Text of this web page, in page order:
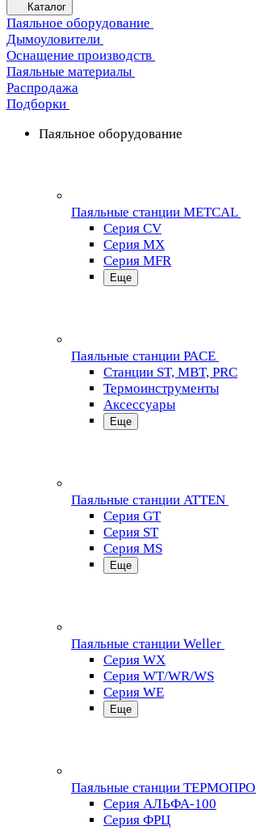
Каталог
Паяльное оборудование
Дымоуловители
Оснащение производств
Паяльные материалы
Распродажа
Подборки
Паяльное оборудование
Паяльные станции METCAL
Серия CV
Серия MX
Серия MFR
Еще
Паяльные станции PACE
Станции ST, MBT, PRC
Термоинструменты
Аксессуары
Еще
Паяльные станции ATTEN
Серия GT
Серия ST
Серия MS
Еще
Паяльные станции Weller
Серия WX
Серия WT/WR/WS
Серия WE
Еще
Паяльные станции ТЕРМОПРО
Серия АЛЬФА-100
Серия ФРЦ